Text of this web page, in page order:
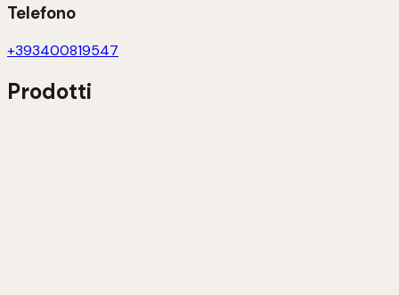
Telefono
+393400819547
Prodotti